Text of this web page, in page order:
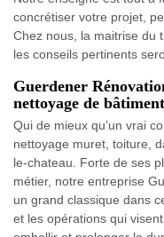
concrétiser votre projet,
Chez nous, la maitrise du
les conseils pertinents
Guerdener
nettoyage de bâtiment
Qui de mieux qu’un vrai
nettoyage muret, toiture,
le-chateau. Forte de ses
métier, notre entreprise
un grand classique dans
et les opérations qui